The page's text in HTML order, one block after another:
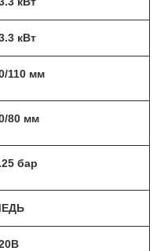
кВт
110 мм
80 мм
бар